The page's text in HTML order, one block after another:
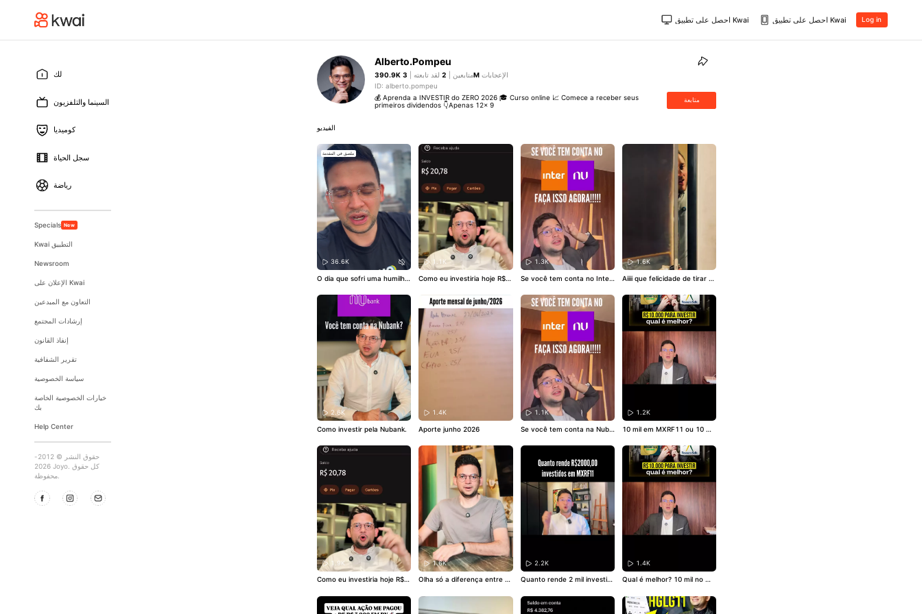
احصل على تطبيق Kwai احصل على تطبيق Kwai Log in
لك
السينما والتلفزيون
كوميديا
سجل الحياة
رياضة
Specials New
Kwai التطبيق
Newsroom
الإعلان على Kwai
التعاون مع المبدعين
إرشادات المجتمع
إنفاذ القانون
تقرير الشفافية
سياسة الخصوصية
خيارات الخصوصية الخاصة
بك
Help Center
حقوق النشر © 2012-
2026 Joyo. كل حقوق
Alberto.Pompeu
390.9K متابعين | 2لقد تابعته | 3M الإعجابات
ID: alberto.pompeu
💰 Aprenda a INVESTIR do ZERO 2026 🎓 Curso online 📈 Comece a receber seus
primeiros dividendos 👇Apenas 12x 9
متابعة
الفيديو
ملصق في المقدمة
36.6K
O dia que sofri uma humilha
1.1K
Como eu investiria hoje R$2
1.3K
Se você tem conta no Inter
ra
1.6K
Aiiii que felicidade de tirar m
a
2.6K
Como investir pela Nubank.
1.4K
Aporte junho 2026
1.1K
Se você tem conta na Nuba
so agora
1.2K
10 mil em MXRF11 ou 10 mil
mais?
1.9K
Como eu investiria hoje R$ 2
1.6K
Olha só a diferença entre o
2.2K
Quanto rende 2 mil investid
1.4K
Qual é melhor? 10 mil no MX
elic